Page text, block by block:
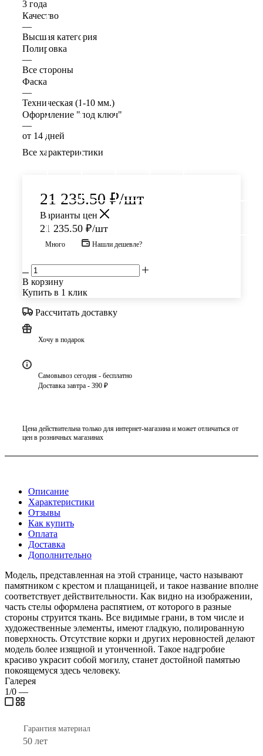
3 года
Качество
—
Высшая категория
Полировка
—
Все стороны
Фаска
—
Техническая (1-10 мм.)
Оформление "под ключ"
—
от 14 дней
Все характеристики
21 235.50 ₽/шт
Варианты цен
21 235.50 ₽/шт
Много Нашли дешевле?
В корзину
Купить в 1 клик
Рассчитать доставку
Хочу в подарок
Самовывоз сегодня - бесплатно
Доставка завтра - 390 ₽
Цена действительна только для интернет-магазина и может отличаться от
цен в розничных магазинах
Описание
Характеристики
Отзывы
Как купить
Оплата
Доставка
Дополнительно
Модель, представленная на этой странице, часто называют
памятником с крестом и плащаницей, и такое название вполне
соответствует действительности. Как видно на изображении,
часть стелы оформлена распятием, от которого в разные
стороны струится ткань. Все видимые грани, в том числе и
художественные элементы, имеют гладкую, полированную
поверхность. Отсутствие корки и других неровностей делают
модель более изящной и утонченной. Такое надгробие
красиво украсит собой могилу, станет достойной памятью
покоящемуся здесь человеку.
Галерея
1/0 —
Гарантия материал
50 лет